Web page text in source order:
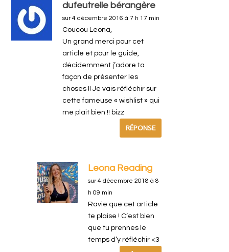
dufeutrelle bérangère
sur 4 décembre 2016 à 7 h 17 min
Coucou Leona,
Un grand merci pour cet
article et pour le guide,
décidemment j’adore ta
façon de présenter les
choses !! Je vais réfléchir sur
cette fameuse « wishlist » qui
me plait bien !! bizz
RÉPONSE
Leona Reading
sur 4 décembre 2018 à 8
h 09 min
Ravie que cet article
te plaise ! C’est bien
que tu prennes le
temps d’y réfléchir <3